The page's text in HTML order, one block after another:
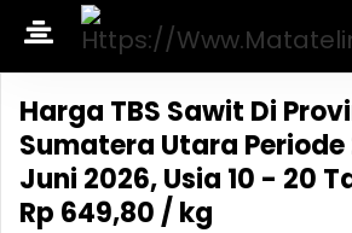
Harga TBS Sawit Di
Sumatera Utara Periode
Juni 2026, Usia 10 - 20
Rp 649,80 / kg